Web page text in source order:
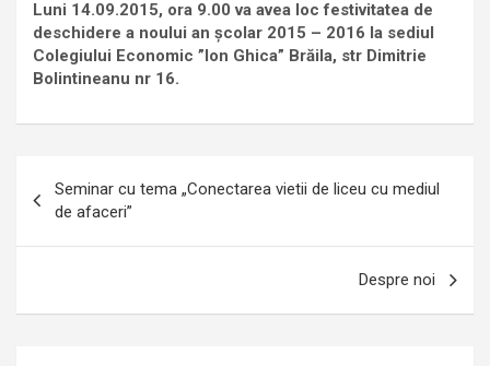
Luni 14.09.2015, ora 9.00 va avea loc festivitatea de
deschidere a noului an școlar 2015 – 2016 la sediul
Colegiului Economic ”Ion Ghica” Brăila, str Dimitrie
Bolintineanu nr 16.
în
articole
Seminar cu tema „Conectarea vietii de liceu cu mediul
de afaceri”
Despre noi